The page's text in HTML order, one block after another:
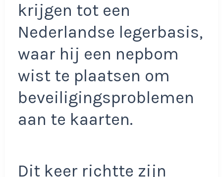
krijgen tot een
Nederlandse legerbasis,
waar hij een nepbom
wist te plaatsen om
beveiligingsproblemen
aan te kaarten.
Dit keer richtte zijn